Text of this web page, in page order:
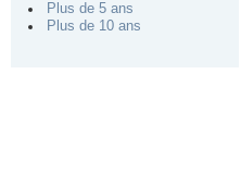
Plus de 5 ans
Plus de 10 ans